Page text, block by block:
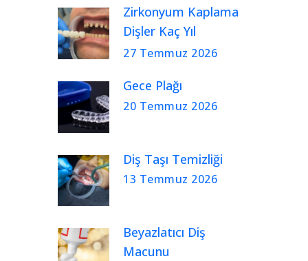
Zirkonyum Kaplama
Dişler Kaç Yıl
Kullanılır?
27 Temmuz 2026
Gece Plağı
20 Temmuz 2026
Diş Taşı Temizliği
13 Temmuz 2026
Beyazlatıcı Diş
Macunu